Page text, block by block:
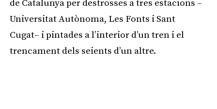
de Catalunya per destrosses a tres estacions –
Universitat Autònoma, Les Fonts i Sant
Cugat– i pintades a l’interior d’un tren i el
trencament dels seients d’un altre.